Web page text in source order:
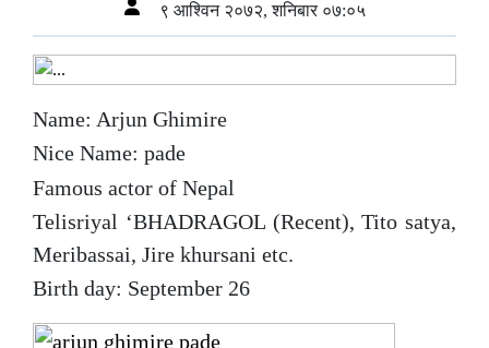
९ आश्विन २०७२, शनिबार ०७:०५
Name: Arjun Ghimire
Nice Name: pade
Famous actor of Nepal
Telisriyal ‘BHADRAGOL (Recent), Tito satya,
Meribassai, Jire khursani etc.
Birth day: September 26